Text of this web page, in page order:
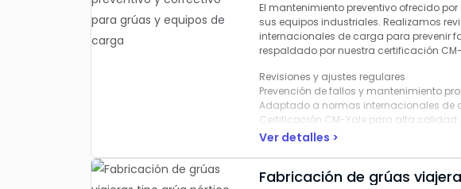
El mantenimiento preventivo ofrecido
sus equipos industriales. Realizamos
internacionales de carga para prevenir
respaldado por nuestra certificación
Revisiones y ajustes regulares
Prevención de fallos y mantenimiento
Adaptado a normas internacionales de
Certificación CM-Yale para alta calidad
Prolongación de la vida útil del equipo
Ver detalles >
Fabricación de grúas